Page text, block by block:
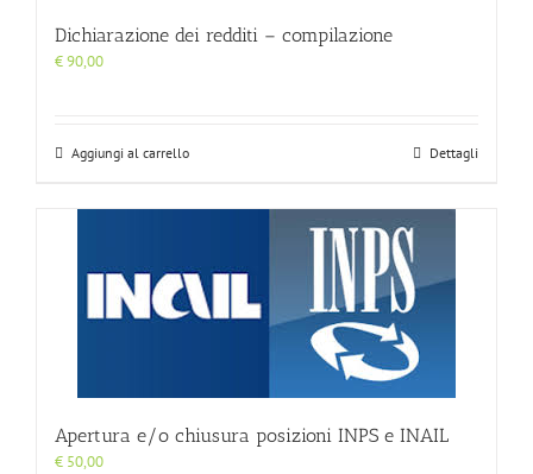
Dichiarazione dei redditi – compilazione
€90,00
Aggiungi al carrello Dettagli
Apertura e/o chiusura posizioni INPS e INAIL
€ 50,00